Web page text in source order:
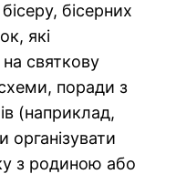
бісерних
які
святкову
поради з
(наприклад,
організувати
з родиною або